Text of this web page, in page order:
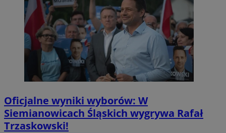
Oficjalne wyniki wyborów: W
Siemianowicach Śląskich wygrywa Rafał
Trzaskowski!